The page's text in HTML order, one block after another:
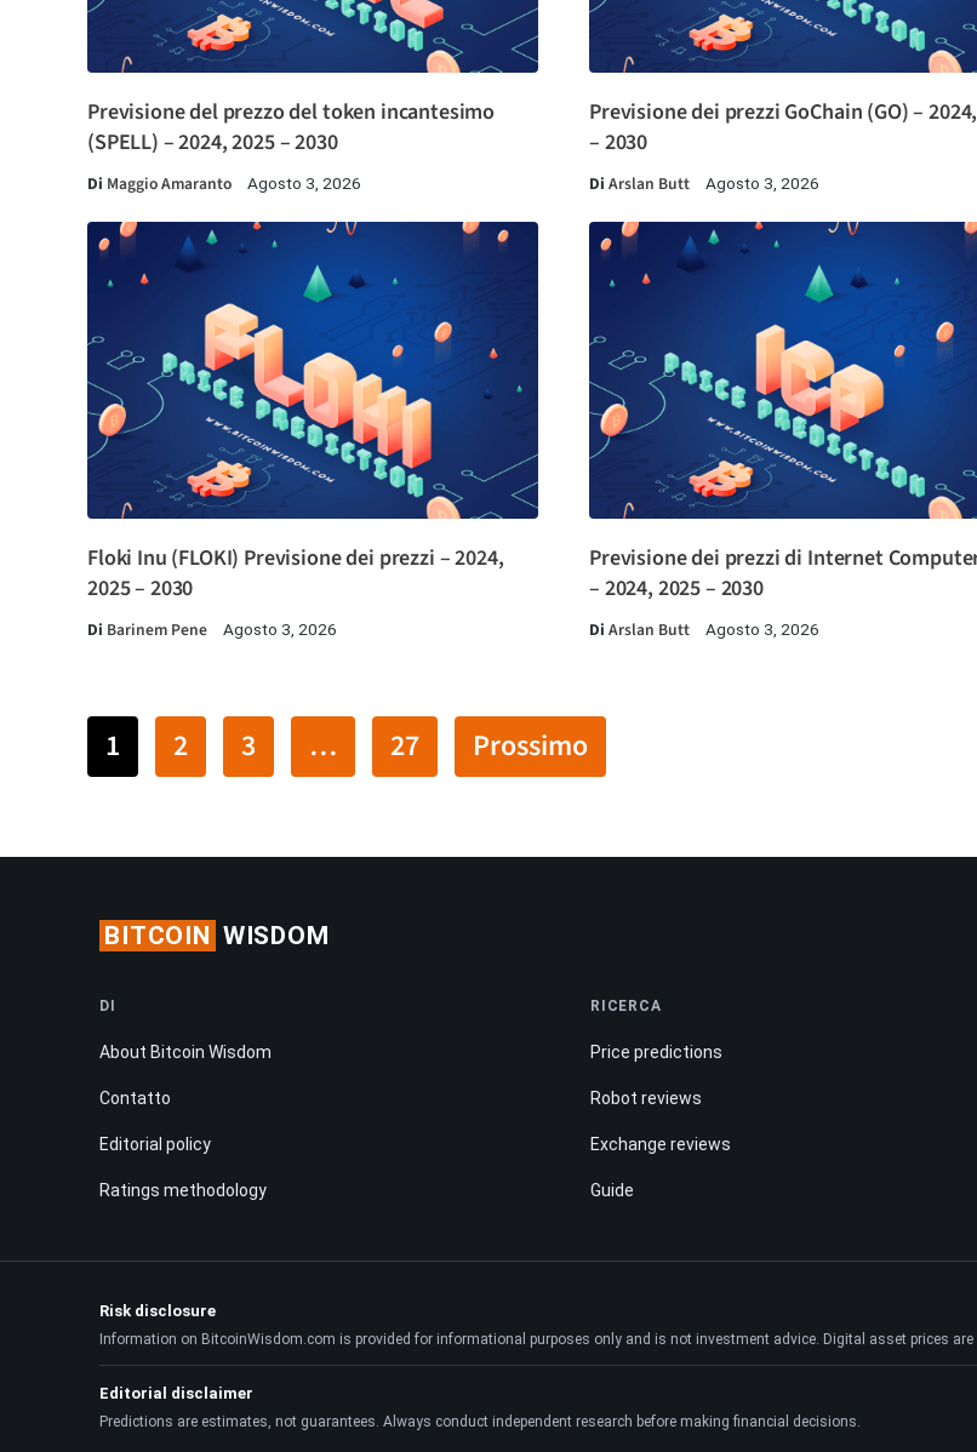
Previsione del prezzo del token incantesimo
(SPELL) – 2024, 2025 – 2030
Di Maggio Amaranto Agosto 3, 2026
Previsione dei prezzi GoChain (GO) –
– 2030
Di Arslan Butt Agosto 3, 2026
Floki Inu (FLOKI) Previsione dei prezzi – 2024,
2025 – 2030
Di Barinem Pene Agosto 3, 2026
Previsione dei prezzi di Internet
– 2024, 2025 – 2030
Di Arslan Butt Agosto 3, 2026
1 2 3 … 27 Prossimo
BITCOIN WISDOM
DI
About Bitcoin Wisdom
Contatto
Editorial policy
Ratings methodology
RICERCA
Price predictions
Robot reviews
Exchange reviews
Guide
Risk disclosure
Information on BitcoinWisdom.com is provided for informational purposes only and is not investment advice. Digital asset prices
Editorial disclaimer
Predictions are estimates, not guarantees. Always conduct independent research before making financial decisions.